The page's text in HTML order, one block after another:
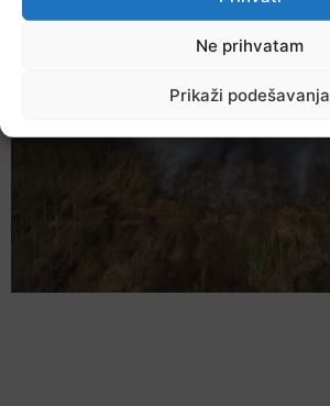
Ne prihvatam
Prikaži podešavanja